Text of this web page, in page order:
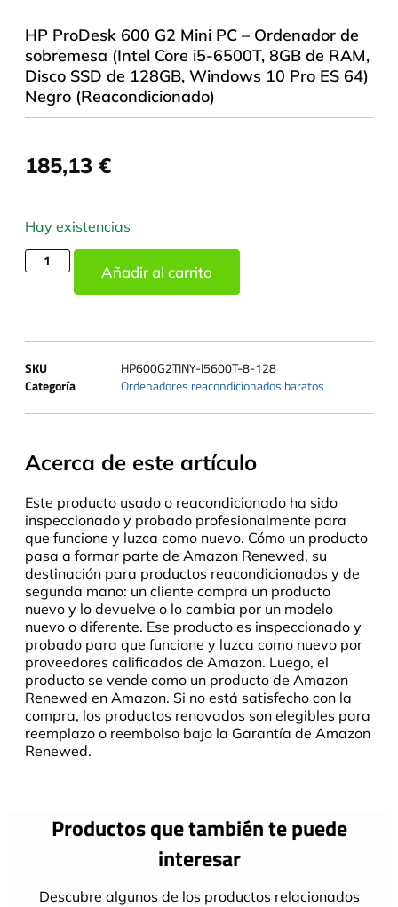
HP ProDesk 600 G2 Mini PC – Ordenador de
sobremesa (Intel Core i5-6500T, 8GB de RAM,
Disco SSD de 128GB, Windows 10 Pro ES 64)
Negro (Reacondicionado)
185,13 €
Hay existencias
Añadir al carrito
SKU
HP600G2TINY-I5600T-8-128
Categoría
Ordenadores reacondicionados baratos
Acerca de este artículo
Este producto usado o reacondicionado ha sido
inspeccionado y probado profesionalmente para
que funcione y luzca como nuevo. Cómo un producto
pasa a formar parte de Amazon Renewed, su
destinación para productos reacondicionados y de
segunda mano: un cliente compra un producto
nuevo y lo devuelve o lo cambia por un modelo
nuevo o diferente. Ese producto es inspeccionado y
probado para que funcione y luzca como nuevo por
proveedores calificados de Amazon. Luego, el
producto se vende como un producto de Amazon
Renewed en Amazon. Si no está satisfecho con la
compra, los productos renovados son elegibles para
reemplazo o reembolso bajo la Garantía de Amazon
Renewed.
Productos que también te puede
interesar
Descubre algunos de los productos relacionados